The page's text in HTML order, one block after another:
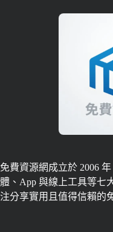
免費資源網成立於 2006
體、App 與線上工具等七
注分享實用且值得信賴的